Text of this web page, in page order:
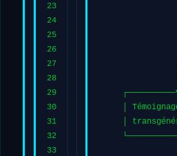
23
24
25
26
27
28
29
30
31
32
33
│
│